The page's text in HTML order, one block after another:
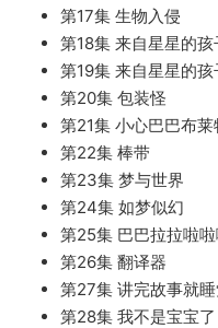
第17集 生物入侵
第18集 来自星星的孩
第19集 来自星星的孩
第20集 包装怪
第21集 小心巴巴布莱
第22集 棒带
第23集 梦与世界
第24集 如梦似幻
第25集 巴巴拉拉啦
第26集 翻译器
第27集 讲完故事就
第28集 我不是宝宝了